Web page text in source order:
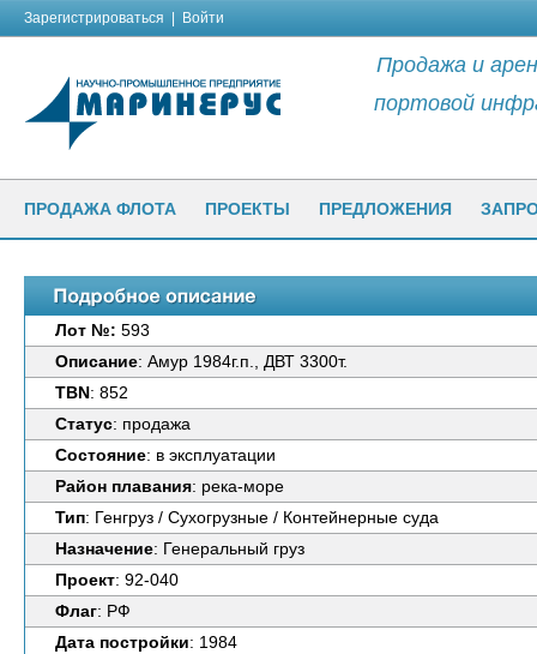
Зарегистрироваться Войти
Продажа и
портовой
ПРОДАЖА ФЛОТА ПРОЕКТЫ ПРЕДЛОЖЕНИЯ
Лот №: 593
Описание: Амур 1984г.п., ДВТ 3300т.
TBN : 852
Статус: продажа
Состояние: в эксплуатации
Район плавания: река-море
Тип: Генгруз / Сухогрузные / Контейнерные суда
Назначение: Генеральный груз
Проект: 92-040
Флаг: РФ
Дата постройки: 1984